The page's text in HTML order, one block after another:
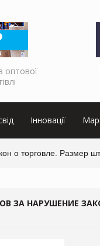
оптової
Інновації
о торговле. Размер
ЗА НАРУШЕНИЕ